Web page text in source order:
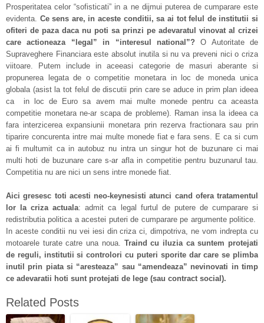
Prosperitatea celor “sofisticati” in a ne dijmui puterea de cumparare este
evidenta. Ce sens are, in aceste conditii, sa ai tot felul de institutii si
ofiteri de paza daca nu poti sa prinzi pe adevaratul vinovat al crizei
care actioneaza “legal” in “interesul national”? O Autoritate de
Supraveghere Financiara este absolut inutila si nu va preveni nici o criza
viitoare. Putem include in aceeasi categorie de masuri aberante si
propunerea legata de o competitie monetara in loc de moneda unica
globala (asist la tot felul de discutii prin care se aduce in prim plan ideea
ca in loc de Euro sa avem mai multe monede pentru ca aceasta
competitie monetara ne-ar scapa de probleme). Raman insa la ideea ca
fara interzicerea expansiunii monetara prin rezerva fractionara sau prin
tiparire concurenta intre mai multe monede fiat e fara sens. E ca si cum
ai fi multumit ca in autobuz nu intra un singur hot de buzunare ci mai
multi hoti de buzunare care s-ar afla in competitie pentru buzunarul tau.
Competitia nu are nici un sens intre monede fiat.
Aici gresesc toti acesti neo-keynesisti atunci cand ofera tratamentul
lor la criza actuala: admit ca legal furtul de putere de cumparare si
redistributia politica a acestei puteri de cumparare pe argumente politice.
In aceste conditii nu vei iesi din criza ci, dimpotriva, ne vom indrepta cu
motoarele turate catre una noua. Traind cu iluzia ca suntem protejati
de reguli, institutii si controlori cu puteri sporite dar care se plimba
inutil prin piata si “aresteaza” sau “amendeaza” nevinovati in timp
ce adevaratii hoti sunt protejati de lege (sau contract social).
Related Posts